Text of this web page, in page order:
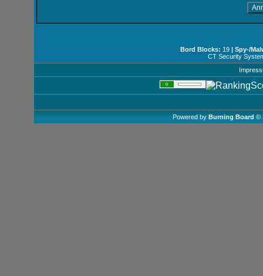
Bord Blocks: 19 | Spy-/
CT Security
Powered by Burning Board ©